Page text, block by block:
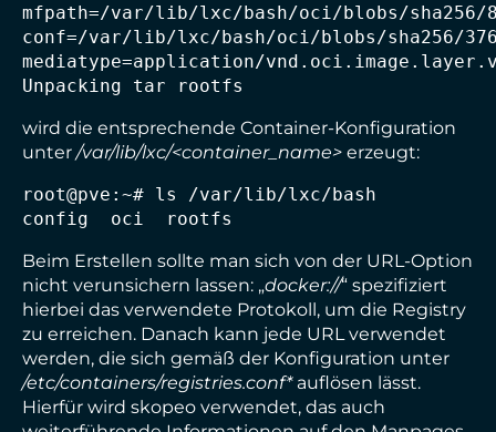
mfpath=/var/lib/lxc/bash/oci/blobs/sha256/
conf=/var/lib/lxc/bash/oci/blobs/sha256/
mediatype=application/
Unpacking tar rootfs
wird die entsprechende Container-Konfiguration
unter /var/lib/lxc/<container_name> erzeugt:
root@pve:~# ls /var/lib/lxc/bash
config  oci  rootfs
Beim Erstellen sollte man sich von der URL-Option
nicht verunsichern lassen: „docker://“ spezifiziert
hierbei das verwendete Protokoll, um die Registry
zu erreichen. Danach kann jede URL verwendet
werden, die sich gemäß der Konfiguration unter
/etc/containers/registries.conf*auflösen lässt.
Hierfür wird skopeo verwendet, das auch